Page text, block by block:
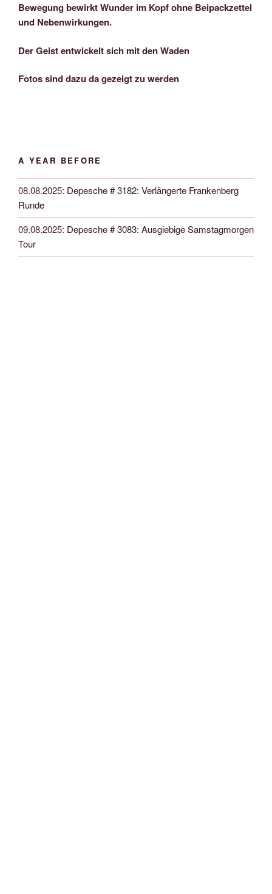
Bewegung bewirkt Wunder im Kopf ohne Beipackzettel
und Nebenwirkungen.
Der Geist entwickelt sich mit den Waden
Fotos sind dazu da gezeigt zu werden
A YEAR BEFORE
08.08.2025: Depesche # 3182: Verlängerte Frankenberg
Runde
09.08.2025: Depesche # 3083: Ausgiebige Samstagmorgen
Tour